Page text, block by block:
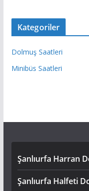
Kategoriler
Dolmuş Saatleri
Minibüs Saatleri
Şanlıurfa Harran
Şanlıurfa Halfeti